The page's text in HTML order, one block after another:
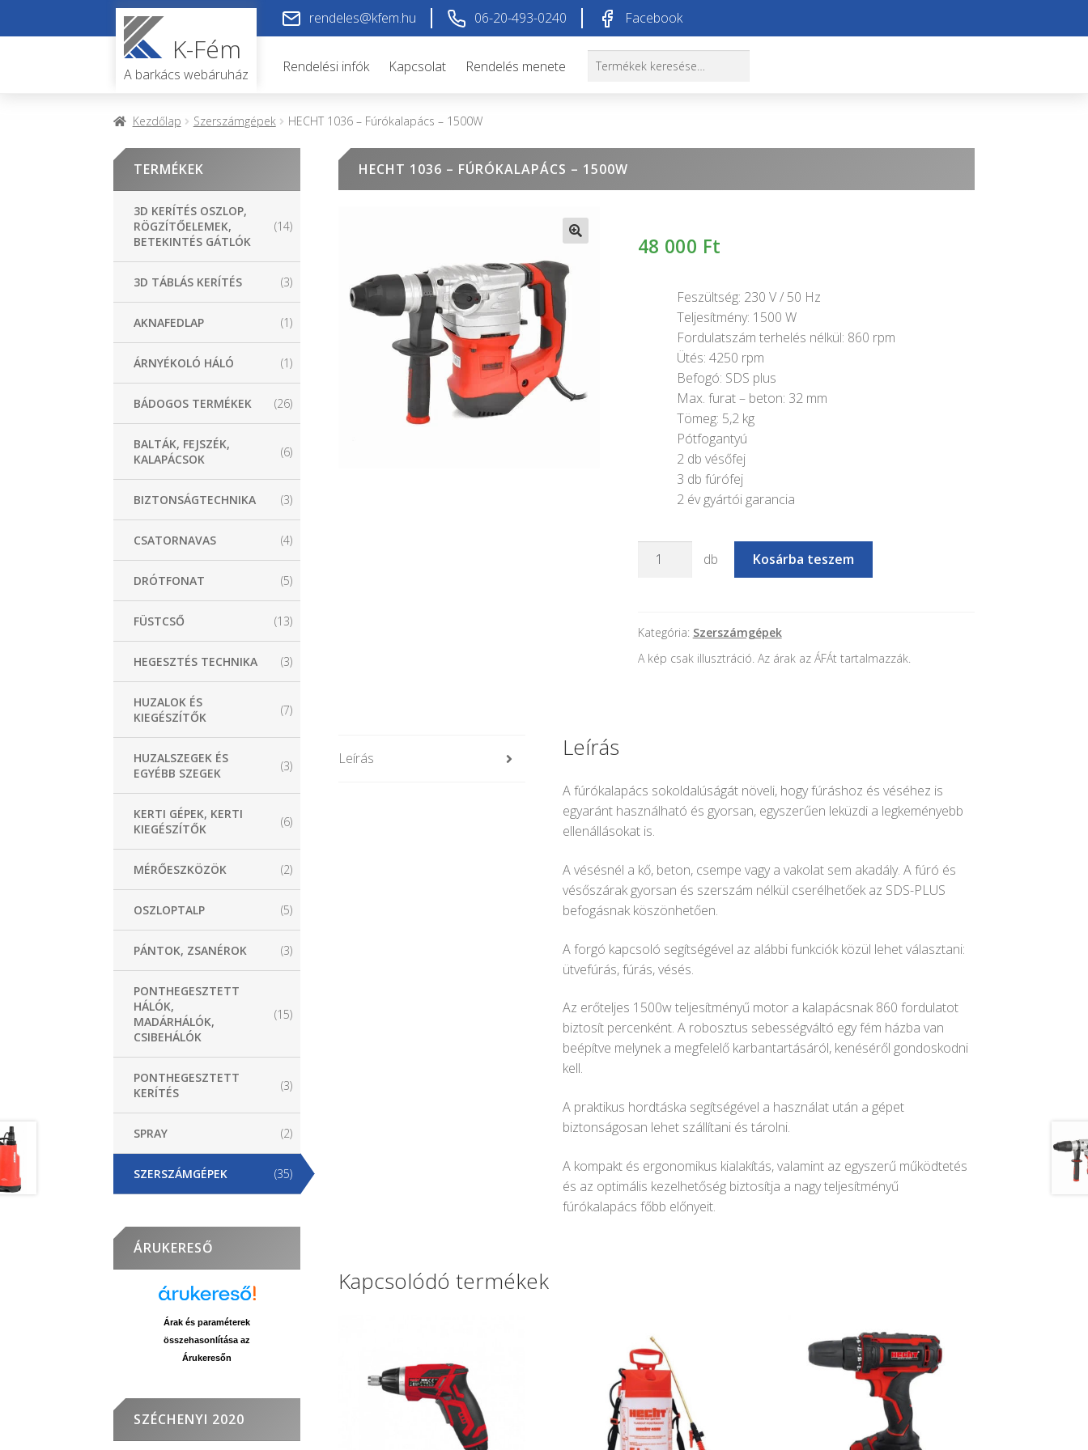
rendeles@kfem.hu 06-20-493-0240 Facebook
Ugrás
a
navigációhoz
Kilépés
a
tartalombaK-Fém
A barkács webáruház
Keresés
Keresés
Rendelési infók Kapcsolat Rendelés menete
Kezdőlap Szerszámgépek HECHT 1036 – Fúrókalapács – 1500W
HECHT 1036 – FÚRÓKALAPÁCS – 1500W
48 000 Ft
Feszültség: 230 V / 50 Hz
Teljesítmény: 1500 W
Fordulatszám terhelés nélkül: 860 rpm
Ütés: 4250 rpm
Befogó: SDS plus
Max. furat – beton: 32 mm
Tömeg: 5,2 kg
Pótfogantyú
2 db vésőfej
3 db fúrófej
2 év gyártói garancia
HECHT
-
1500W
db Kosárba teszem
Kategória: Szerszámgépek
A kép csak illusztráció. Az árak az ÁFÁt tartalmazzák.
Leírás Leírás
A fúrókalapács sokoldalúságát növeli, hogy fúráshoz és véséhez is
egyaránt használható és gyorsan, egyszerűen leküzdi a legkeményebb
ellenállásokat is.
A vésésnél a kő, beton, csempe vagy a vakolat sem akadály. A fúró és
vésőszárak gyorsan és szerszám nélkül cserélhetőek az SDS-PLUS
befogásnak köszönhetően.
A forgó kapcsoló segítségével az alábbi funkciók közül lehet választani:
ütvefúrás, fúrás, vésés.
Az erőteljes 1500w teljesítményű motor a kalapácsnak 860 fordulatot
biztosít percenként. A robosztus sebességváltó egy fém házba van
beépítve melynek a megfelelő karbantartásáról, kenéséről gondoskodni
kell.
A praktikus hordtáska segítségével a használat után a gépet
biztonságosan lehet szállítani és tárolni.
A kompakt és ergonomikus kialakítás, valamint az egyszerű működtetés
és az optimális kezelhetőség biztosítja a nagy teljesítményű
fúrókalapács főbb előnyeit.
Kapcsolódó termékek
TERMÉKEK
3D KERÍTÉS OSZLOP,
RÖGZÍTŐELEMEK,
BETEKINTÉS GÁTLÓK
(14)
3D TÁBLÁS KERÍTÉS (3)
AKNAFEDLAP (1)
ÁRNYÉKOLÓ HÁLÓ (1)
BÁDOGOS TERMÉKEK (26)
BALTÁK, FEJSZÉK,
KALAPÁCSOK
(6)
BIZTONSÁGTECHNIKA (3)
CSATORNAVAS (4)
DRÓTFONAT (5)
FÜSTCSŐ (13)
HEGESZTÉS TECHNIKA (3)
HUZALOK ÉS
KIEGÉSZÍTŐK
(7)
HUZALSZEGEK ÉS
EGYÉBB SZEGEK
(3)
KERTI GÉPEK, KERTI
KIEGÉSZÍTŐK
(6)
MÉRŐESZKÖZÖK (2)
OSZLOPTALP (5)
PÁNTOK, ZSANÉROK (3)
PONTHEGESZTETT
HÁLÓK,
MADÁRHÁLÓK,
CSIBEHÁLÓK
(15)
PONTHEGESZTETT
KERÍTÉS
(3)
SPRAY (2)
SZERSZÁMGÉPEK (35)
ÁRUKERESŐ
Árak és paraméterek
összehasonlítása az
Árukeresőn
SZÉCHENYI 2020